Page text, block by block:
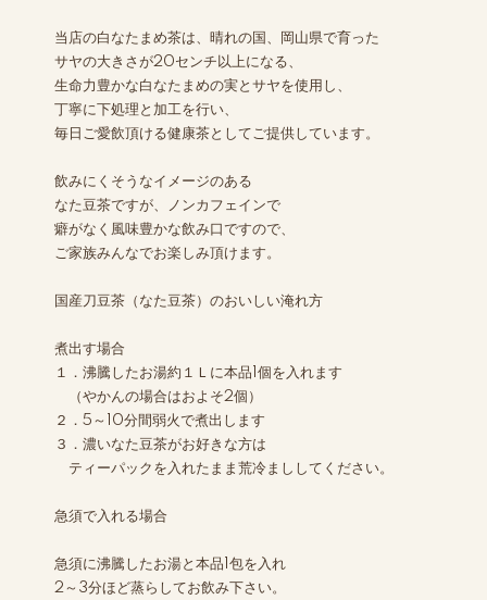
当店の白なたまめ茶は、晴れの国、岡山県で育った
サヤの大きさが20センチ以上になる、
生命力豊かな白なたまめの実とサヤを使用し、
丁寧に下処理と加工を行い、
毎日ご愛飲頂ける健康茶としてご提供しています。
飲みにくそうなイメージのある
なた豆茶ですが、ノンカフェインで
癖がなく風味豊かな飲み口ですので、
ご家族みんなでお楽しみ頂けます。
国産刀豆茶（なた豆茶）のおいしい淹れ方
煮出す場合
１．沸騰したお湯約１Ｌに本品1個を入れます
（やかんの場合はおよそ2個）
２．5～10分間弱火で煮出します
３．濃いなた豆茶がお好きな方は
ティーパックを入れたまま荒冷まししてください。
急須で入れる場合
急須に沸騰したお湯と本品1包を入れ
2～3分ほど蒸らしてお飲み下さい。